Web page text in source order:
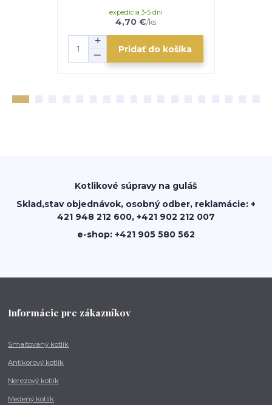
4,70 €/ks
expedícia 3-5 dní
Pridať do košíka
Kotlikové súpravy na guláš
Sklad,stav objednávok, osobný odber, reklamácie: +
421 948 212 600, +421 902 212 007
e-shop: +421 905 580 562
Informácie pre zákazníkov
Smaltovaný kotlík
Antikorový kotlík
Nerezový kotlík
Medený kotlík